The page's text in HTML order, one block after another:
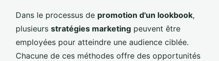
Dans le processus de promotion d'un lookbook,
plusieurs stratégies marketing peuvent être
employées pour atteindre une audience ciblée.
Chacune de ces méthodes offre des opportunités